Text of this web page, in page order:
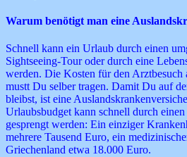
Warum benötigt man eine
Schnell kann ein Urlaub durch einen
Sightseeing-Tour oder durch eine
werden. Die Kosten für den Arztbesuch
mustt Du selber tragen. Damit Du auf
bleibst, ist eine
Urlaubsbudget kann schnell durch
gesprengt werden: Ein einziger
mehrere Tausend Euro, ein
Griechenland etwa 18.000 Euro.